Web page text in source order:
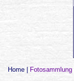
Home| Fotosammlung|